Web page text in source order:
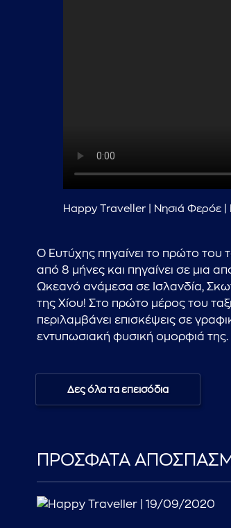
Happy Traveller | Νησιά Φερόε
Ο Ευτύχης πηγαίνει το πρώτο του
από 8 μήνες και πηγαίνει σε μια
Ωκεανό ανάμεσα σε Ισλανδία,
της Χίου! Στο πρώτο μέρος του
περιλαμβάνει επισκέψεις σε
εντυπωσιακή φυσική ομορφιά της.
Δες όλα τα επεισόδια
ΠΡΟΣΦΑΤΑ